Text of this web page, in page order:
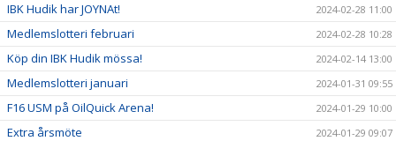
IBK Hudik har JOYNAt! 2024-02-28 11:00
Medlemslotteri februari 2024-02-28 10:28
Köp din IBK Hudik mössa! 2024-02-14 13:00
Medlemslotteri januari 2024-01-31 09:55
F16 USM på OilQuick Arena! 2024-01-29 10:00
Extra årsmöte 2024-01-29 09:07